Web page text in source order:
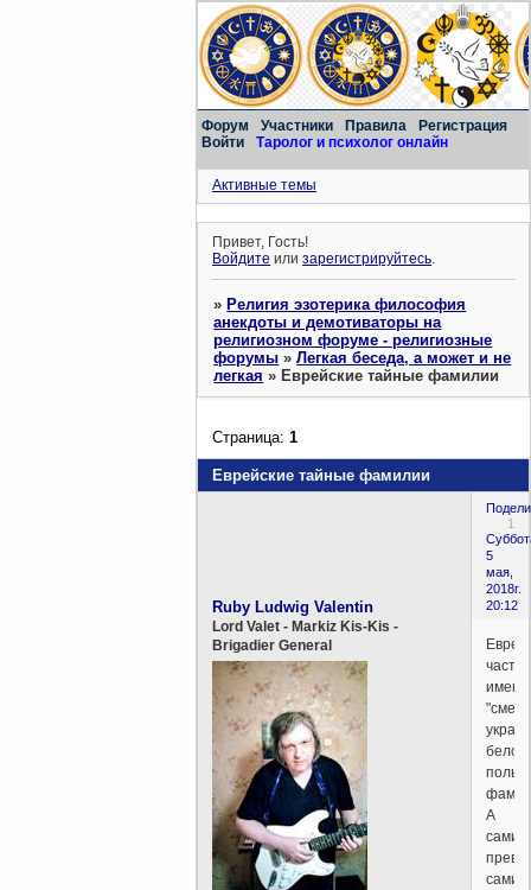
Форум Участники Правила
Регистрация
Войти
Таролог и психолог онлайн
Активные темы
Привет, Гость!
Войдите илизарегистрируйтесь.
»Религия эзотерика философия
анекдоты и демотиваторы на
религиозном форуме - религиозные
форумы »Легкая беседа, а может и не
легкая »Еврейские тайные фамилии
Еврейские тайные фамилии
Страница:1
1
5
мая,
2018г.
20:12
Ruby Ludwig Valentin
Lord Valet - Markiz Kis-Kis -
Brigadier General
Евреи
часто
имеют
А
сами
самих